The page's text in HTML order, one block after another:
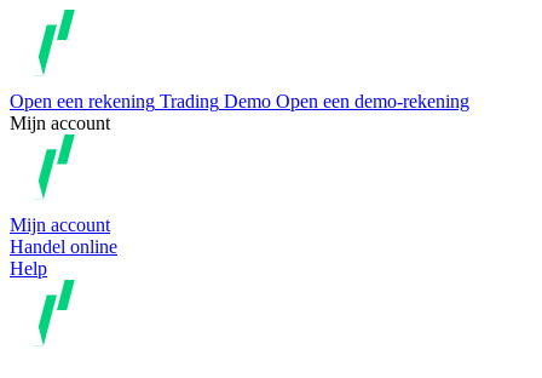
Open een rekening Trading Demo Open een demo-rekening
Mijn account
Mijn account
Handel online
Help